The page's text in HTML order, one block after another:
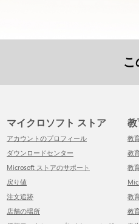
マイクロソフト ストア
アカウントのプロフィール
ダウンロードセンター
Microsoft ストアのサポート
戻り値
注文追跡
店舗の場所